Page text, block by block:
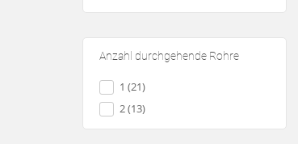
Anzahl durchgehende Rohre
1 (21)
2 (13)